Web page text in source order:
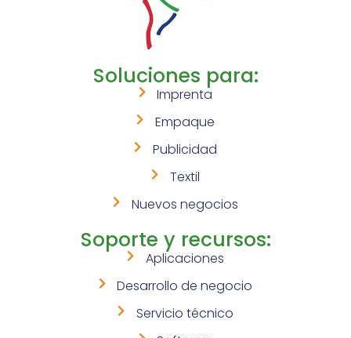
Soluciones para:
Imprenta
Empaque
Publicidad
Textil
Nuevos negocios
Soporte y recursos:
Aplicaciones
Desarrollo de negocio
Servicio técnico